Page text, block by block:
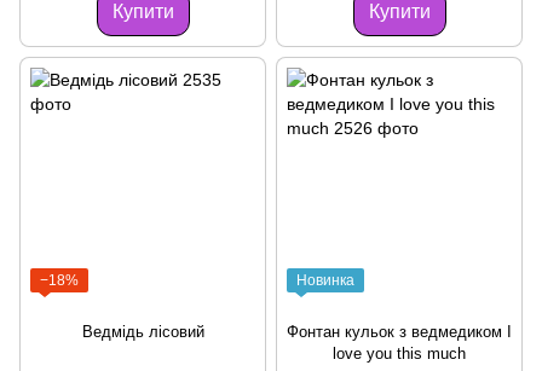
Купити Купити
−18%
Ведмідь лісовий
Новинка
Фонтан кульок з ведмедиком I
love you this much